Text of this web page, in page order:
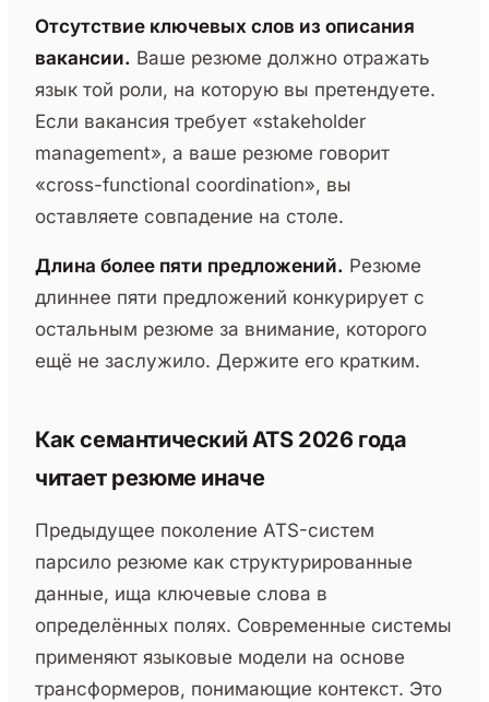
Отсутствие ключевых слов из описания
вакансии. Ваше резюме должно отражать
язык той роли, на которую вы претендуете.
Если вакансия требует «stakeholder
management», а ваше резюме говорит
«cross-functional coordination», вы
оставляете совпадение на столе.
Длина более пяти предложений. Резюме
длиннее пяти предложений конкурирует с
остальным резюме за внимание, которого
ещё не заслужило. Держите его кратким.
Как семантический ATS 2026 года
читает резюме иначе
Предыдущее поколение ATS-систем
парсило резюме как структурированные
данные, ища ключевые слова в
определённых полях. Современные системы
применяют языковые модели на основе
трансформеров, понимающие контекст. Это